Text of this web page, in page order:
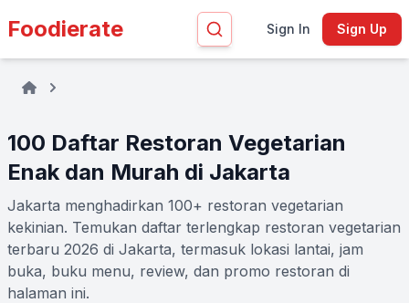
Foodierate Sign In Sign Up
100 Daftar Restoran Vegetarian
Enak dan Murah di Jakarta
Jakarta menghadirkan 100+ restoran vegetarian
kekinian. Temukan daftar terlengkap restoran vegetarian
terbaru 2026 di Jakarta, termasuk lokasi lantai, jam
buka, buku menu, review, dan promo restoran di
halaman ini.